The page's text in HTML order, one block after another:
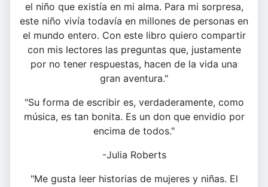
el niño que existía en mi alma. Para mi sorpresa,
este niño vivía todavía en millones de personas en
el mundo entero. Con este libro quiero compartir
con mis lectores las preguntas que, justamente
por no tener respuestas, hacen de la vida una
gran aventura."
"Su forma de escribir es, verdaderamente, como
música, es tan bonita. Es un don que envidio por
encima de todos."
-Julia Roberts
"Me gusta leer historias de mujeres y niñas. El